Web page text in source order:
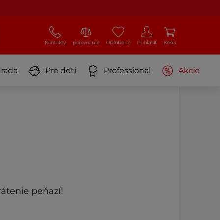
Kontakty porovnanie Obľúbené Prihlásiť Košík
Pre deti Professional Akcie
peňazí!